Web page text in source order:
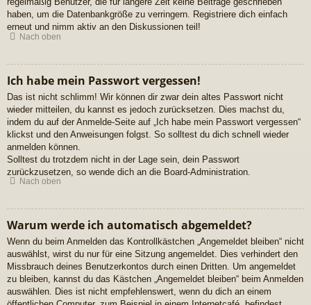
haben, um die Datenbankgröße zu verringern. Registriere dich einfach
erneut und nimm aktiv an den Diskussionen teil!
Nach oben
Ich habe mein Passwort vergessen!
Das ist nicht schlimm! Wir können dir zwar dein altes Passwort nicht
wieder mitteilen, du kannst es jedoch zurücksetzen. Dies machst du,
indem du auf der Anmelde-Seite auf „Ich habe mein Passwort vergessen“
klickst und den Anweisungen folgst. So solltest du dich schnell wieder
anmelden können.
Solltest du trotzdem nicht in der Lage sein, dein Passwort
zurückzusetzen, so wende dich an die Board-Administration.
Nach oben
Warum werde ich automatisch abgemeldet?
Wenn du beim Anmelden das Kontrollkästchen „Angemeldet bleiben“ nicht
auswählst, wirst du nur für eine Sitzung angemeldet. Dies verhindert den
Missbrauch deines Benutzerkontos durch einen Dritten. Um angemeldet
zu bleiben, kannst du das Kästchen „Angemeldet bleiben“ beim Anmelden
auswählen. Dies ist nicht empfehlenswert, wenn du dich an einem